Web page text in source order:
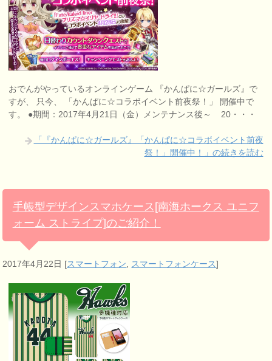
おでんがやっているオンラインゲーム 『かんぱに☆ガールズ』で
すが、 只今、 「かんぱに☆コラボイベント前夜祭！」 開催中で
す。 ●期間：2017年4月21日（金）メンテナンス後～ 20・・・
「『かんぱに☆ガールズ』「かんぱに☆コラボイベント前夜
祭！」開催中！」の続きを読む
手帳型デザインスマホケース[南海ホークス ユニフ
ォーム ストライプ]のご紹介！
2017年4月22日 [スマートフォン, スマートフォンケース]